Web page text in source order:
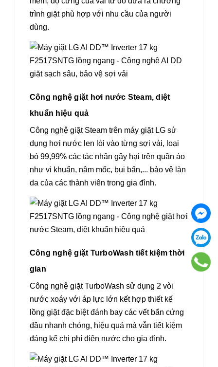
trình giặt phù hợp với nhu cầu của người
dùng.
Công nghệ giặt hơi nước Steam, diệt
khuẩn hiệu quả
Công nghệ giặt Steam trên máy giặt LG sử
dụng hơi nước len lỏi vào từng sợi vải, loại
bỏ 99,99% các tác nhân gây hại trên quần áo
như vi khuẩn, nâm mốc, bụi bẩn,... bảo vệ làn
da của các thành viên trong gia đình.
Công nghệ giặt TurboWash tiết kiệm thời
gian
Công nghệ giặt TurboWash sử dụng 2 vòi
nước xoáy với áp lực lớn kết hợp thiết kế
lồng giặt đặc biệt đánh bay các vết bẩn cứng
đầu nhanh chóng, hiệu quả mà vẫn tiết kiệm
đáng kể chi phí điện nước cho gia đình.